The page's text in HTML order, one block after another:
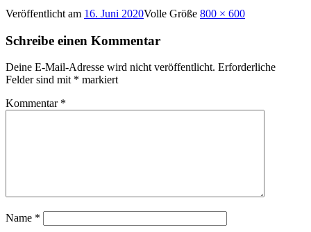
Veröffentlicht am 16. Juni 2020Volle Größe 800 × 600
Schreibe einen Kommentar
Deine E-Mail-Adresse wird nicht veröffentlicht. Erforderliche
Felder sind mit * markiert
Kommentar *
Name *